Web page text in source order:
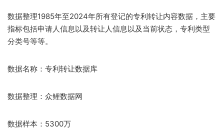
数据整理1985年至2024年所有登记的专利转让内容数据，主要
指标包括申请人信息以及转让人信息以及当前状态，专利类型
分类号等等。
数据名称：专利转让数据库
数据整理：众鲤数据网
数据样本：5300万